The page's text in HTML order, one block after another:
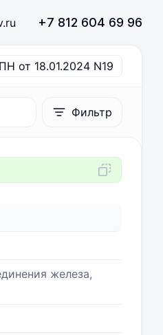
+7 812 604 69 96
от 18.01.2024 N19
Фильтр
железа,